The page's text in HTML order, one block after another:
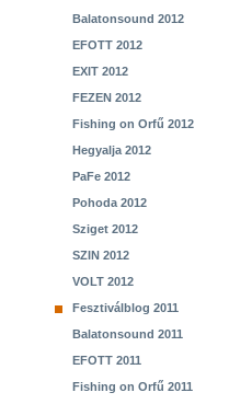
Balatonsound 2012
EFOTT 2012
EXIT 2012
FEZEN 2012
Fishing on Orfű 2012
Hegyalja 2012
PaFe 2012
Pohoda 2012
Sziget 2012
SZIN 2012
VOLT 2012
Fesztiválblog 2011
Balatonsound 2011
EFOTT 2011
Fishing on Orfű 2011